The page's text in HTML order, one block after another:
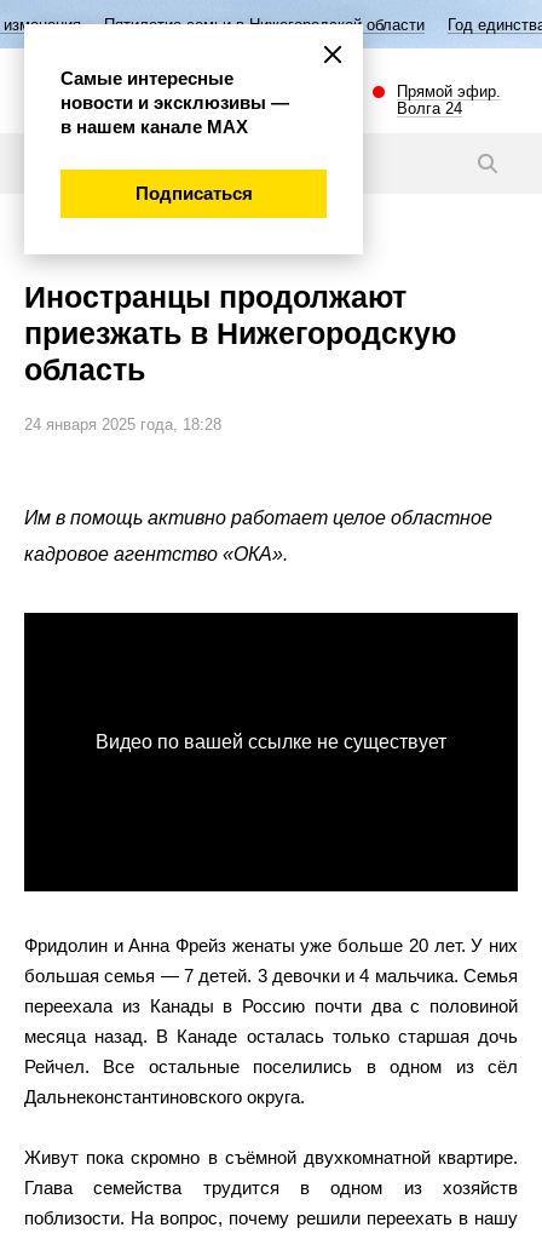
семьи в Нижегородской области Год единства народов
Прямой эфир.
Волга 24
Иностранцы продолжают
приезжать в Нижегородскую
область
24 января 2025 года, 18:28
Им в помощь активно работает целое областное
кадровое агентство «ОКА».
Фридолин и Анна Фрейз женаты уже больше 20 лет. У них
большая семья — 7 детей. 3 девочки и 4 мальчика. Семья
переехала из Канады в Россию почти два с половиной
месяца назад. В Канаде осталась только старшая дочь
Рейчел. Все остальные поселились в одном из сёл
Дальнеконстантиновского округа.
Живут пока скромно в съёмной двухкомнатной квартире.
Глава семейства трудится в одном из хозяйств
поблизости. На вопрос, почему решили переехать в нашу
Самые интересные
новости и эксклюзивы —
в нашем канале МАХ
Подписаться